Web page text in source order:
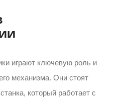
играют ключевую роль и
механизма. Они стоят
который работает с